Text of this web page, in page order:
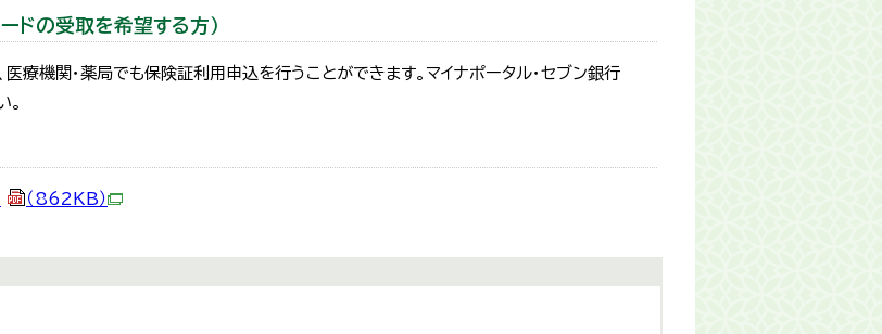
ドの受取を希望する方）
療機関・薬局でも保険証利用申込を行うことができます。マイナポータル・セブン銀行
（862KB）